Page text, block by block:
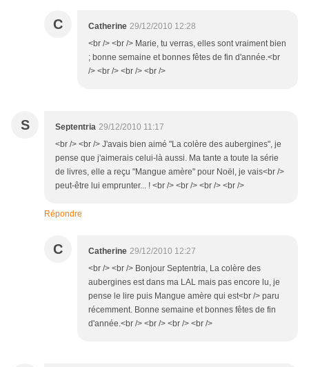
C Catherine 29/12/2010 12:28
<br /> <br /> Marie, tu verras, elles sont vraiment bien
; bonne semaine et bonnes fêtes de fin d'année.<br
/> <br /> <br /> <br />
S Septentria 29/12/2010 11:17
<br /> <br /> J'avais bien aimé "La colère des aubergines", je
pense que j'aimerais celui-là aussi. Ma tante a toute la série
de livres, elle a reçu "Mangue amère" pour Noël, je vais<br />
peut-être lui emprunter... ! <br /> <br /> <br /> <br />
Répondre
C Catherine 29/12/2010 12:27
<br /> <br /> Bonjour Septentria, La colère des
aubergines est dans ma LAL mais pas encore lu, je
pense le lire puis Mangue amère qui est<br /> paru
récemment. Bonne semaine et bonnes fêtes de fin
d'année.<br /> <br /> <br /> <br />